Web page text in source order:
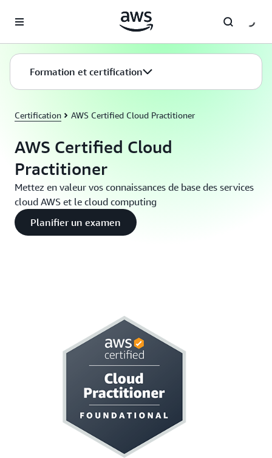
Formation et certification
Certification AWS Certified Cloud Practitioner
AWS Certified Cloud
Practitioner
Mettez en valeur vos connaissances de base des services
cloud AWS et le cloud computing
Planifier un examen